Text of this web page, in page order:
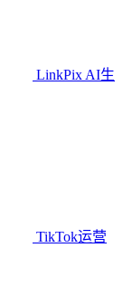
LinkPix AI生
TikTok运营